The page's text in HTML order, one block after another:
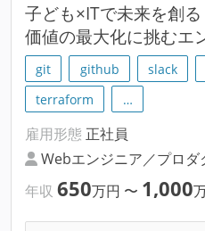
子ども×ITで未来を創
価値の最大化に挑むエ
git github slack
terraform
…
雇用形態 正社員
Webエンジニア／プロダ
年収 650万円 〜 1,000